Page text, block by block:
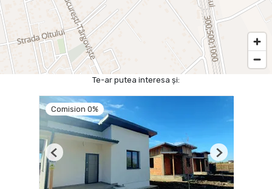
Te-ar putea interesa și:
Comision 0%
Previous Next